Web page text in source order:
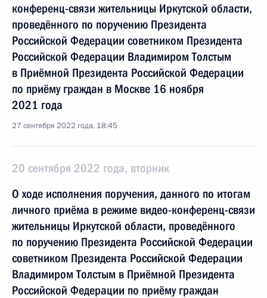
конференц-связи жительницы Иркутской области,
проведённого по поручению Президента
Российской Федерации советником Президента
Российской Федерации Владимиром Толстым
в Приёмной Президента Российской Федерации
по приёму граждан в Москве 16 ноября
2021 года
27 сентября 2022 года, 18:45
20 сентября 2022 года, вторник
О ходе исполнения поручения, данного по итогам
личного приёма в режиме видео-конференц-связи
жительницы Иркутской области, проведённого
по поручению Президента Российской Федерации
советником Президента Российской Федерации
Владимиром Толстым в Приёмной Президента
Российской Федерации по приёму граждан